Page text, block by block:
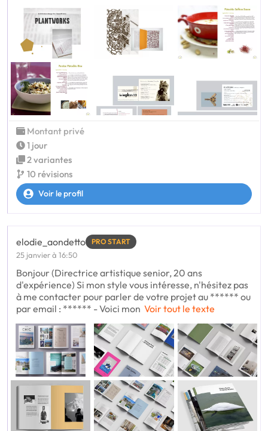
Montant privé
1 jour
2 variantes
10 révisions
Voir le profil
elodie_aondetto PRO START
25 janvier à 16:50
Bonjour (Directrice artistique senior, 20 ans
d'expérience) Si mon style vous intéresse, n'hésitez pas
à me contacter pour parler de votre projet au ****** ou
par email : ****** - Voici mon Voir tout le texte